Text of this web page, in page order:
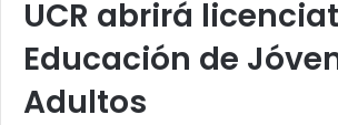
UCR abrirá
Educación de
Adultos